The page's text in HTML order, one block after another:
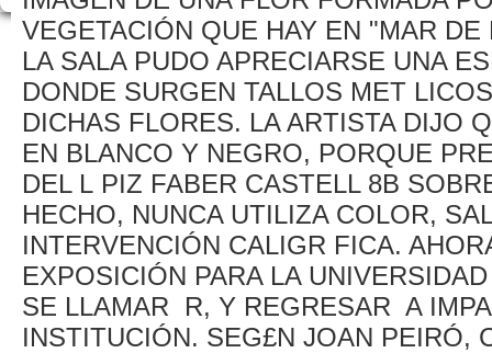
VEGETACIÓN QUE HAY EN "MAR
LA SALA PUDO APRECIARSE UNA
DONDE SURGEN TALLOS MET
DICHAS FLORES. LA ARTISTA DIJO
EN BLANCO Y NEGRO, PORQUE
DEL L PIZ FABER CASTELL 8B
HECHO, NUNCA UTILIZA COLOR,
INTERVENCIÓN CALIGR FICA.
EXPOSICIÓN PARA LA
SE LLAMAR R, Y REGRESAR A
INSTITUCIÓN. SEG£N JOAN PEIRÓ,